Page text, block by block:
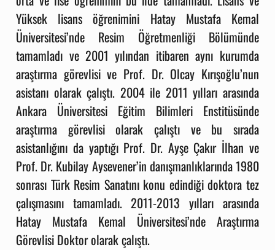
Yüksek lisans öğrenimini Hatay Mustafa Kemal
Üniversitesi’nde Resim Öğretmenliği Bölümünde
tamamladı ve 2001 yılından itibaren aynı kurumda
araştırma görevlisi ve Prof. Dr. Olcay Kırışoğlu’nun
asistanı olarak çalıştı. 2004 ile 2011 yılları arasında
Ankara Üniversitesi Eğitim Bilimleri Enstitüsünde
araştırma görevlisi olarak çalıştı ve bu sırada
asistanlığını da yaptığı Prof. Dr. Ayşe Çakır İlhan ve
Prof. Dr. Kubilay Aysevener’in danışmanlıklarında 1980
sonrası Türk Resim Sanatını konu edindiği doktora tez
çalışmasını tamamladı. 2011-2013 yılları arasında
Hatay Mustafa Kemal Üniversitesi’nde Araştırma
Görevlisi Doktor olarak çalıştı.